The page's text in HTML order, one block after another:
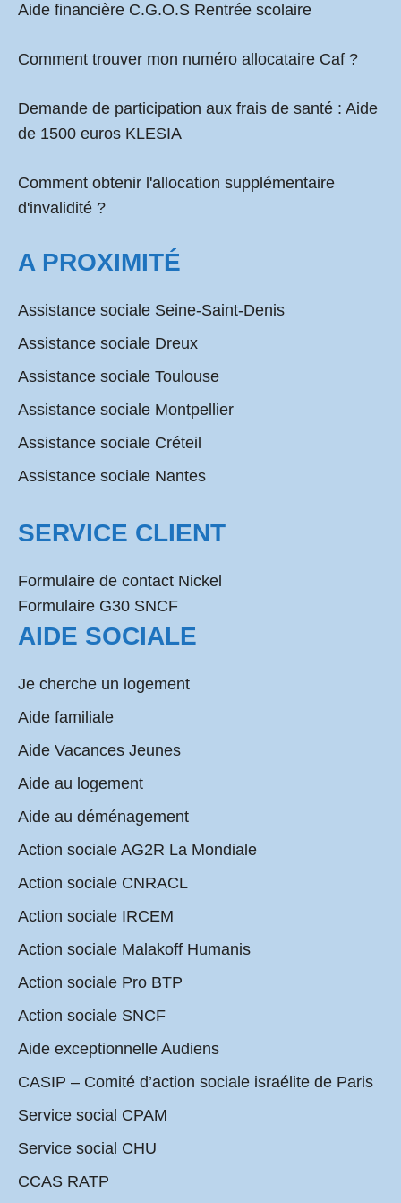
Aide financière C.G.O.S Rentrée scolaire
Comment trouver mon numéro allocataire Caf ?
Demande de participation aux frais de santé : Aide
de 1500 euros KLESIA
Comment obtenir l'allocation supplémentaire
d'invalidité ?
A PROXIMITÉ
Assistance sociale Seine-Saint-Denis
Assistance sociale Dreux
Assistance sociale Toulouse
Assistance sociale Montpellier
Assistance sociale Créteil
Assistance sociale Nantes
SERVICE CLIENT
Formulaire de contact Nickel
Formulaire G30 SNCF
AIDE SOCIALE
Je cherche un logement
Aide familiale
Aide Vacances Jeunes
Aide au logement
Aide au déménagement
Action sociale AG2R La Mondiale
Action sociale CNRACL
Action sociale IRCEM
Action sociale Malakoff Humanis
Action sociale Pro BTP
Action sociale SNCF
Aide exceptionnelle Audiens
CASIP – Comité d’action sociale israélite de Paris
Service social CPAM
Service social CHU
CCAS RATP